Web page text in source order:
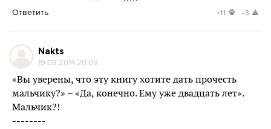
Ответить +11 -3
Nakts
19.09.2014 20:09
«Вы уверены, что эту книгу хотите дать прочесть
мальчику?» – «Да, конечно. Ему уже двадцать лет».
Мальчик?!
--------